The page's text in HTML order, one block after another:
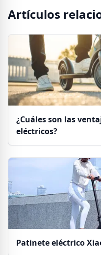
Artículos
¿Cuáles son las
eléctricos?
Patinete eléctrico